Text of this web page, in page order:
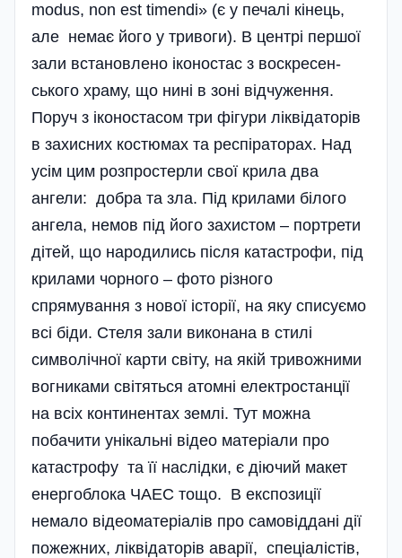
modus, non est timendi» (є у печалі кінець,
але немає його у тривоги). В центрі першої
зали встановлено іконо­стас з воскресен­
ського храму, що нині в зоні відчуження.
Поруч з іконостасом три фігури ліквідаторів
в захисних костюмах та респіраторах. Над
усім цим розпростерли свої крила два
ангели: добра та зла. Під крилами білого
ангела, немов під його захистом – портрети
дітей, що народились після катастрофи, під
крилами чорного – фото різного
спрямування з нової історії, на яку списуємо
всі біди. Стеля зали виконана в стилі
символічної карти світу, на якій тривожними
вогниками світяться атомні електростанції
на всіх континентах землі. Тут можна
побачити унікальні відео мате­ріали про
катастрофу та її наслідки, є діючий макет
енергоблока ЧАЕС тощо. В експозиції
немало відеоматеріалів про самовіддані дії
пожежних, ліквідаторів аварії, спе­ціалістів,